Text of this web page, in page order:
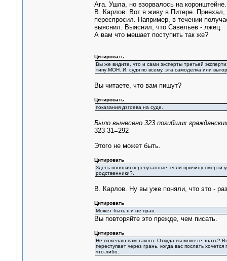
Ага. Ушла, но взорвалось на
В. Карлов. Вот я живу в Питере.
переспросил. Например, в течении
выяснил. Выяснил, что Савельев - лжец.
А вам что мешает поступить так же?
Цитировать
Вы же видите, что и сами эксперты третьей
типу МОН. И, судя по всему, эта самоделка или
Вы читаете, что вам пишут?
Цитировать
показания дзгоева на суде.
Было вынесено 323 погибших
323-31=292
Этого не может быть.
Цитировать
Здесь понятия перепутанные. если причину смерти
родственники?.
В. Карлов. Ну вы уже поняли, что это -
Цитировать
Может быть я и не прав.
Вы повторяйте это прежде, чем писать.
Цитировать
Не пожелаю вам такого. Откуда вы можете знать?
переступает через грань, когда вас послать
что-либо.